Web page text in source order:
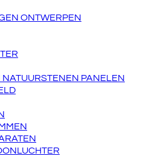
ONTWERPEN
NATUURSTENEN PANELEN